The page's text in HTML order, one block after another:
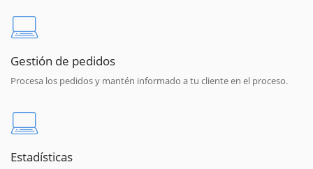
Gestión de pedidos
Procesa los pedidos y mantén informado a tu cliente en el proceso.
Estadísticas